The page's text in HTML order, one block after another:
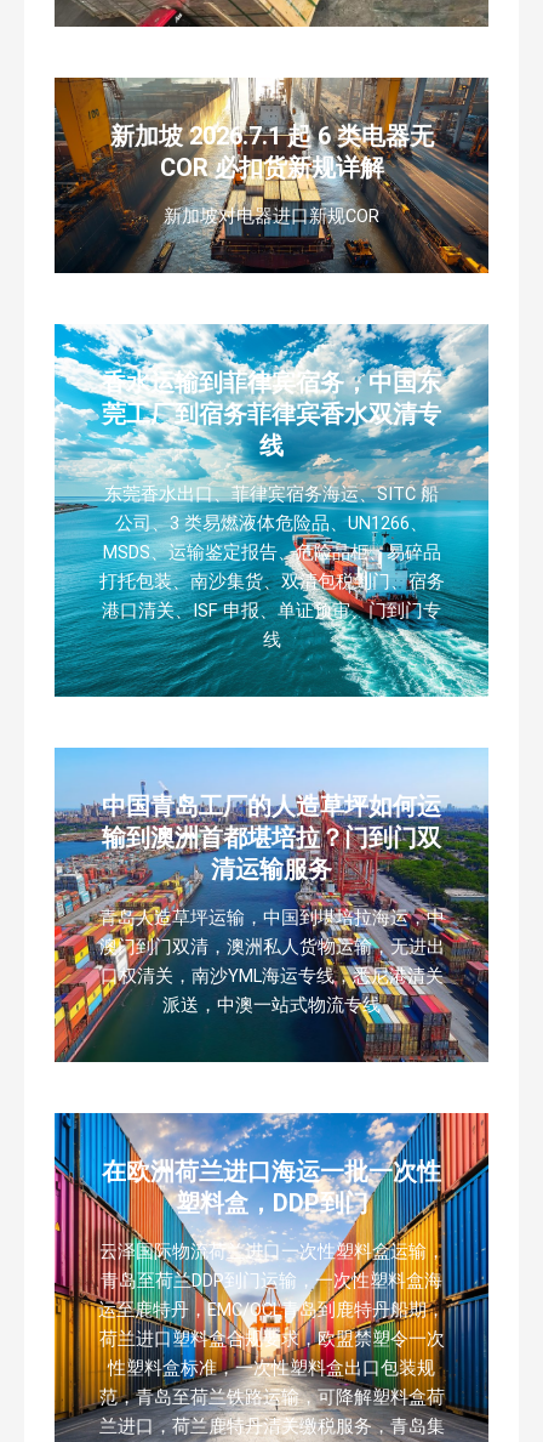
新加坡 2026.7.1 起 6 类电器无
COR 必扣货新规详解
新加坡对电器进口新规COR
香水运输到菲律宾宿务，中国东
莞工厂到宿务菲律宾香水双清专
线
东莞香水出口、菲律宾宿务海运、SITC 船
公司、3 类易燃液体危险品、UN1266、
MSDS、运输鉴定报告、危险品柜、易碎品
打托包装、南沙集货、双清包税到门、宿务
港口清关、ISF 申报、单证预审、门到门专
线
中国青岛工厂的人造草坪如何运
输到澳洲首都堪培拉？门到门双
清运输服务
青岛人造草坪运输，中国到堪培拉海运，中
澳门到门双清，澳洲私人货物运输，无进出
口权清关，南沙YML海运专线，悉尼港清关
派送，中澳一站式物流专线
在欧洲荷兰进口海运一批一次性
塑料盒，DDP到门
云泽国际物流荷兰进口一次性塑料盒运输，
青岛至荷兰DDP到门运输，一次性塑料盒海
运至鹿特丹，EMC/OCL青岛到鹿特丹船期，
荷兰进口塑料盒合规要求，欧盟禁塑令一次
性塑料盒标准，一次性塑料盒出口包装规
范，青岛至荷兰铁路运输，可降解塑料盒荷
兰进口，荷兰鹿特丹清关缴税服务，青岛集